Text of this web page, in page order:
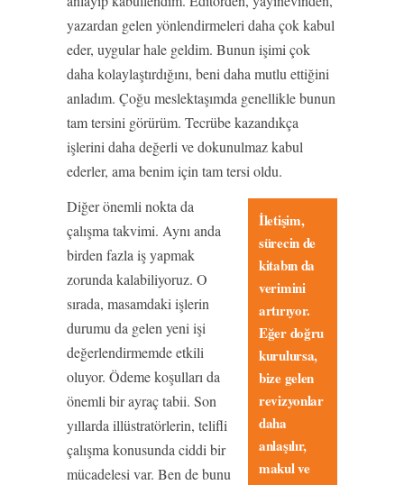
yazardan gelen yönlendirmeleri daha çok kabul
eder, uygular hale geldim. Bunun işimi çok
daha kolaylaştırdığını, beni daha mutlu ettiğini
anladım. Çoğu meslektaşımda genellikle bunun
tam tersini görürüm. Tecrübe kazandıkça
işlerini daha değerli ve dokunulmaz kabul
ederler, ama benim için tam tersi oldu.
İletişim,
sürecin de
kitabın da
verimini
artırıyor.
Eğer doğru
kurulursa,
bize gelen
revizyonlar
daha
anlaşılır,
makul ve
Diğer önemli nokta da
çalışma takvimi. Aynı anda
birden fazla iş yapmak
zorunda kalabiliyoruz. O
sırada, masamdaki işlerin
durumu da gelen yeni işi
değerlendirmemde etkili
oluyor. Ödeme koşulları da
önemli bir ayraç tabii. Son
yıllarda illüstratörlerin, telifli
çalışma konusunda ciddi bir
mücadelesi var. Ben de bunu